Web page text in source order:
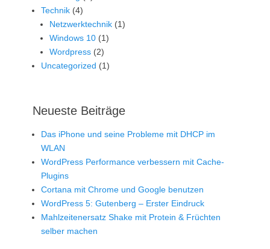
Technik (4)
Netzwerktechnik (1)
Windows 10 (1)
Wordpress (2)
Uncategorized (1)
Neueste Beiträge
Das iPhone und seine Probleme mit DHCP im
WLAN
WordPress Performance verbessern mit Cache-
Plugins
Cortana mit Chrome und Google benutzen
WordPress 5: Gutenberg – Erster Eindruck
Mahlzeitenersatz Shake mit Protein & Früchten
selber machen